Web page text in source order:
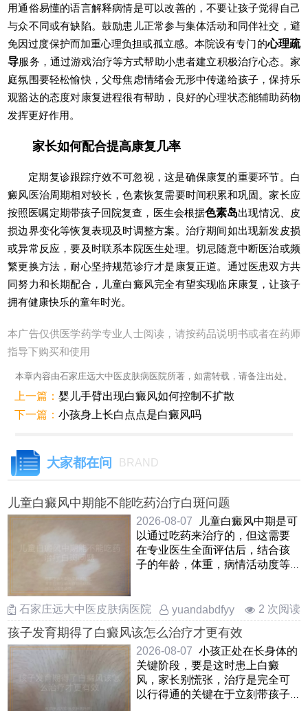
用通俗易懂的语言解释病情是可以改善的，不要让孩子觉得自己
与众不同或有缺陷。鼓励患儿正常参与集体活动和同伴社交，避
免因过度保护而加重心理负担或孤立感。本院设有专门的心理疏
导服务，通过游戏治疗等方式帮助小患者建立积极治疗心态。家
庭氛围要轻松愉快，父母焦虑情绪会无形中传递给孩子，保持乐
观豁达的态度对康复进程很有帮助，良好的心理状态能辅助药物
发挥更好作用。
家长如何配合提高康复几率
定期复诊跟踪疗效不可忽视，这是确保康复的重要环节。白
癜风医治周期相对较长，色素恢复需要时间积累和巩固。家长应
按照医嘱定期带孩子回院复查，医生会根据色素岛出现情况、皮
损边界变化等恢复表现及时调整方案。治疗期间如出现新发皮损
或异常反应，要及时联系本院医生处理。切忌随意中断医治或频
繁更换方法，耐心坚持规范诊疗才是康复正道。通过医患双方共
同努力和长期配合，儿童白癜风完全有望实现临床康复，让孩子
拥有健康快乐的童年时光。
本广告仅供医学药学专业人士阅读，请按药品说明书或者在药师
指导下购买和使用
本章内容由石家庄远大中医皮肤病医院所著，如需转载，请备注出处。
上一篇：婴儿手臂出现白癜风如何控制不扩散
下一篇：小孩身上长白点点是白癜风吗
大家都在问 BRAND
儿童白癜风中期能不能吃药治疗白斑问题
2026-08-07
儿童白癜风中期是可
以通过吃药来治疗的，但这需要
在专业医生全面评估后，结合孩
子的年龄，体重，病情活动度等
石家庄远大中医皮肤病医院
yuandabdfyy 2 次阅读
孩子发育期得了白癜风该怎么治疗才更有效
2026-08-07 小孩正处在长身体的
关键阶段，要是这时患上白癜
风，家长别慌张，治疗是完全可
以行得通的关键在于立刻带孩子